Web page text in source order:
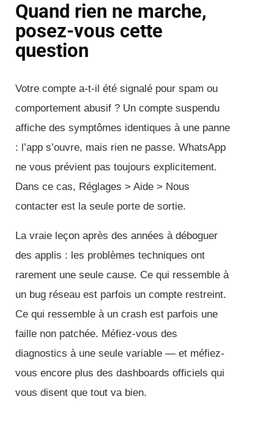
Quand rien ne marche,
posez-vous cette
question
Votre compte a-t-il été signalé pour spam ou
comportement abusif ? Un compte suspendu
affiche des symptômes identiques à une panne
: l’app s’ouvre, mais rien ne passe. WhatsApp
ne vous prévient pas toujours explicitement.
Dans ce cas, Réglages > Aide > Nous
contacter est la seule porte de sortie.
La vraie leçon après des années à déboguer
des applis : les problèmes techniques ont
rarement une seule cause. Ce qui ressemble à
un bug réseau est parfois un compte restreint.
Ce qui ressemble à un crash est parfois une
faille non patchée. Méfiez-vous des
diagnostics à une seule variable — et méfiez-
vous encore plus des dashboards officiels qui
vous disent que tout va bien.